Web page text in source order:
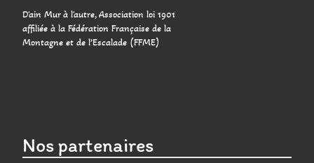
D'ain Mur à l'autre, Association loi 1901
affiliée à la Fédération Française de la
Montagne et de l’Escalade (FFME)
Nos partenaires